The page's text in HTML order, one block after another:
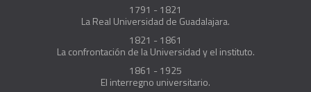
1791 - 1821
La Real Universidad de Guadalajara.
1821 - 1861
La confrontación de la Universidad y el instituto.
1861 - 1925
El interregno universitario.